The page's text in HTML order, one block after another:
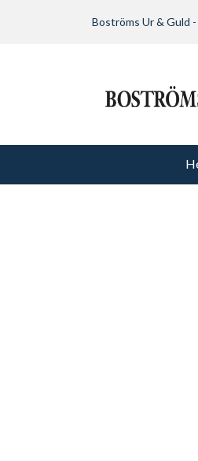
Boströms Ur & Guld